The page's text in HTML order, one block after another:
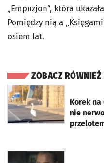
„Empuzjon”, która
Pomiędzy nią a
osiem lat.
ZOBACZ RÓWNIEŻ
Korek na
nie
otworzy się w nowej karcie
otworzy się w nowej karcie